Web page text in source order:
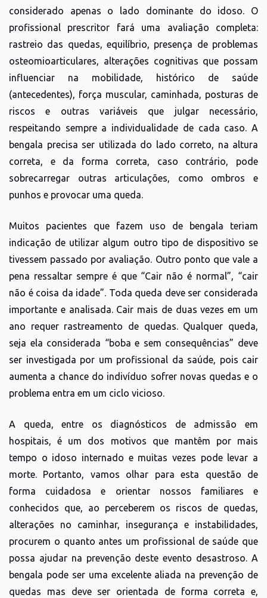
considerado apenas o lado dominante do idoso. O
profissional prescritor fará uma avaliação completa:
rastreio das quedas, equilíbrio, presença de problemas
osteomioarticulares, alterações cognitivas que possam
influenciar na mobilidade, histórico de saúde
(antecedentes), força muscular, caminhada, posturas de
riscos e outras variáveis que julgar necessário,
respeitando sempre a individualidade de cada caso. A
bengala precisa ser utilizada do lado correto, na altura
correta, e da forma correta, caso contrário, pode
sobrecarregar outras articulações, como ombros e
punhos e provocar uma queda.
Muitos pacientes que fazem uso de bengala teriam
indicação de utilizar algum outro tipo de dispositivo se
tivessem passado por avaliação. Outro ponto que vale a
pena ressaltar sempre é que “Cair não é normal”, “cair
não é coisa da idade”. Toda queda deve ser considerada
importante e analisada. Cair mais de duas vezes em um
ano requer rastreamento de quedas. Qualquer queda,
seja ela considerada “boba e sem consequências” deve
ser investigada por um profissional da saúde, pois cair
aumenta a chance do indivíduo sofrer novas quedas e o
problema entra em um ciclo vicioso.
A queda, entre os diagnósticos de admissão em
hospitais, é um dos motivos que mantêm por mais
tempo o idoso internado e muitas vezes pode levar a
morte. Portanto, vamos olhar para esta questão de
forma cuidadosa e orientar nossos familiares e
conhecidos que, ao perceberem os riscos de quedas,
alterações no caminhar, insegurança e instabilidades,
procurem o quanto antes um profissional de saúde que
possa ajudar na prevenção deste evento desastroso. A
bengala pode ser uma excelente aliada na prevenção de
quedas mas deve ser orientada de forma correta e,